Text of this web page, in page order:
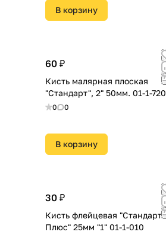
В корзину
60 ₽
Кисть малярная плоская
"Стандарт", 2" 50мм. 01-1-720
0 0
В корзину
30 ₽
Кисть флейцевая "Стандарт
Плюс" 25мм "1" 01-1-010